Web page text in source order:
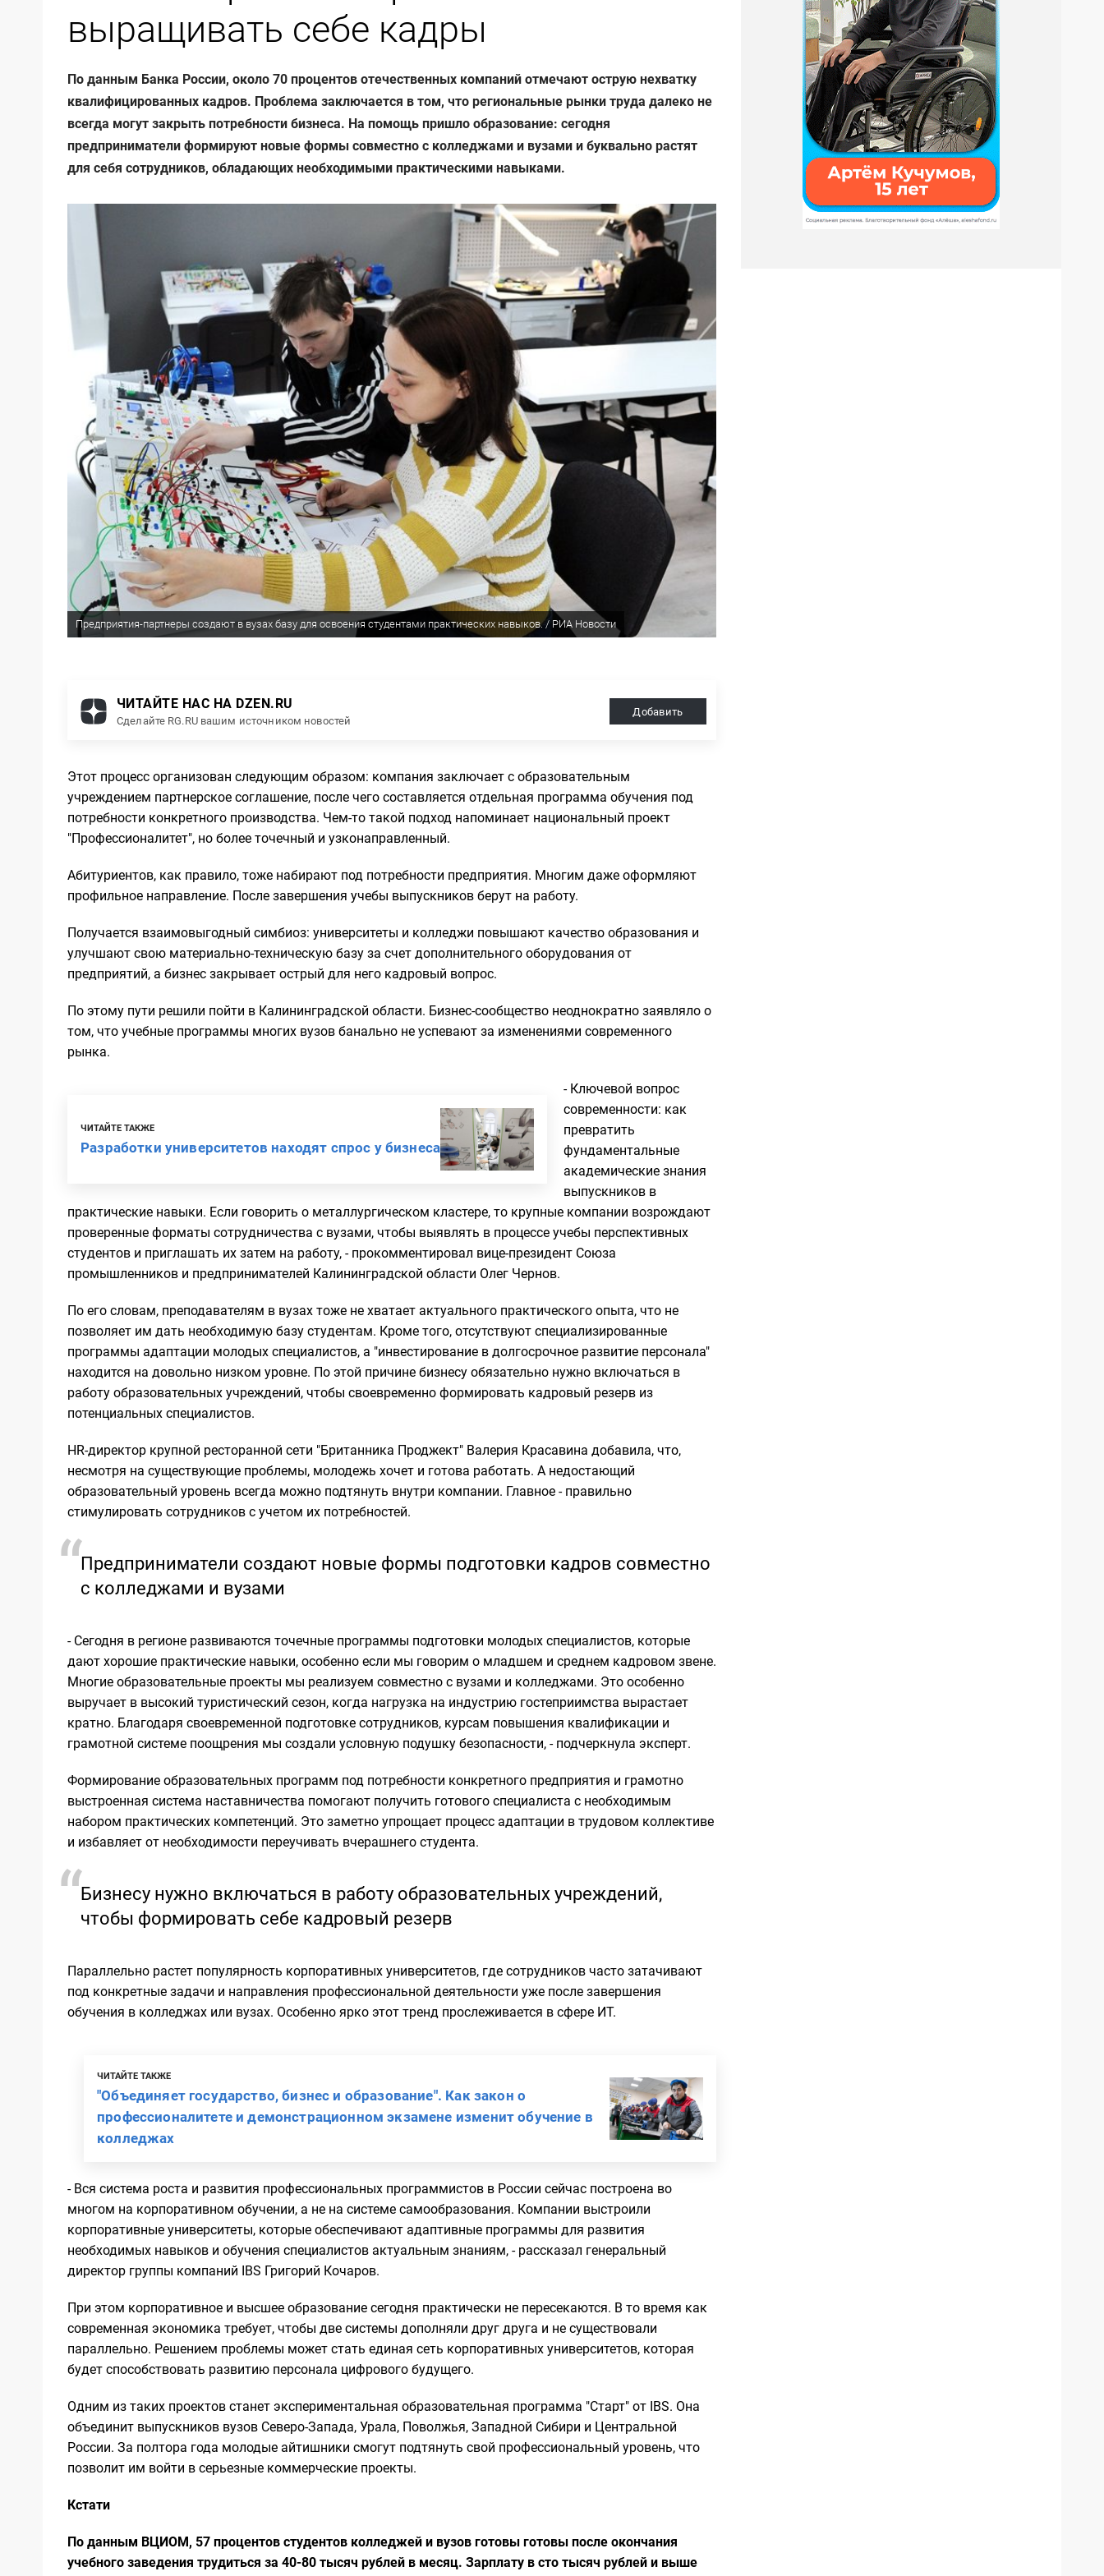
выращивать себе кадры
По данным Банка России, около 70 процентов отечественных компаний отмечают острую нехватку
квалифицированных кадров. Проблема заключается в том, что региональные рынки труда далеко не
всегда могут закрыть потребности бизнеса. На помощь пришло образование: сегодня
предприниматели формируют новые формы совместно с колледжами и вузами и буквально растят
для себя сотрудников, обладающих необходимыми практическими навыками.
Предприятия-партнеры создают в вузах базу для освоения студентами практических навыков. / РИА Новости
ЧИТАЙТЕ НАС НА DZEN.RU
Сделайте RG.RU вашим источником новостей
Добавить
Этот процесс организован следующим образом: компания заключает с образовательным
учреждением партнерское соглашение, после чего составляется отдельная программа обучения под
потребности конкретного производства. Чем-то такой подход напоминает национальный проект
"Профессионалитет", но более точечный и узконаправленный.
Абитуриентов, как правило, тоже набирают под потребности предприятия. Многим даже оформляют
профильное направление. После завершения учебы выпускников берут на работу.
Получается взаимовыгодный симбиоз: университеты и колледжи повышают качество образования и
улучшают свою материально-техническую базу за счет дополнительного оборудования от
предприятий, а бизнес закрывает острый для него кадровый вопрос.
По этому пути решили пойти в Калининградской области. Бизнес-сообщество неоднократно заявляло о
том, что учебные программы многих вузов банально не успевают за изменениями современного
рынка.
ЧИТАЙТЕ ТАКЖЕ
Разработки университетов находят спрос у бизнеса
- Ключевой вопрос
современности: как
превратить
фундаментальные
академические знания
выпускников в
практические навыки. Если говорить о металлургическом кластере, то крупные компании возрождают
проверенные форматы сотрудничества с вузами, чтобы выявлять в процессе учебы перспективных
студентов и приглашать их затем на работу, - прокомментировал вице-президент Союза
промышленников и предпринимателей Калининградской области Олег Чернов.
По его словам, преподавателям в вузах тоже не хватает актуального практического опыта, что не
позволяет им дать необходимую базу студентам. Кроме того, отсутствуют специализированные
программы адаптации молодых специалистов, а "инвестирование в долгосрочное развитие персонала"
находится на довольно низком уровне. По этой причине бизнесу обязательно нужно включаться в
работу образовательных учреждений, чтобы своевременно формировать кадровый резерв из
потенциальных специалистов.
HR-директор крупной ресторанной сети "Британника Проджект" Валерия Красавина добавила, что,
несмотря на существующие проблемы, молодежь хочет и готова работать. А недостающий
образовательный уровень всегда можно подтянуть внутри компании. Главное - правильно
стимулировать сотрудников с учетом их потребностей.
Предприниматели создают новые формы подготовки кадров совместно
с колледжами и вузами
- Сегодня в регионе развиваются точечные программы подготовки молодых специалистов, которые
дают хорошие практические навыки, особенно если мы говорим о младшем и среднем кадровом звене.
Многие образовательные проекты мы реализуем совместно с вузами и колледжами. Это особенно
выручает в высокий туристический сезон, когда нагрузка на индустрию гостеприимства вырастает
кратно. Благодаря своевременной подготовке сотрудников, курсам повышения квалификации и
грамотной системе поощрения мы создали условную подушку безопасности, - подчеркнула эксперт.
Формирование образовательных программ под потребности конкретного предприятия и грамотно
выстроенная система наставничества помогают получить готового специалиста с необходимым
набором практических компетенций. Это заметно упрощает процесс адаптации в трудовом коллективе
и избавляет от необходимости переучивать вчерашнего студента.
Бизнесу нужно включаться в работу образовательных учреждений,
чтобы формировать себе кадровый резерв
Параллельно растет популярность корпоративных университетов, где сотрудников часто затачивают
под конкретные задачи и направления профессиональной деятельности уже после завершения
обучения в колледжах или вузах. Особенно ярко этот тренд прослеживается в сфере ИT.
ЧИТАЙТЕ ТАКЖЕ
"Объединяет государство, бизнес и образование". Как закон о
профессионалитете и демонстрационном экзамене изменит обучение в
колледжах
- Вся система роста и развития профессиональных программистов в России сейчас построена во
многом на корпоративном обучении, а не на системе самообразования. Компании выстроили
корпоративные университеты, которые обеспечивают адаптивные программы для развития
необходимых навыков и обучения специалистов актуальным знаниям, - рассказал генеральный
директор группы компаний IBS Григорий Кочаров.
При этом корпоративное и высшее образование сегодня практически не пересекаются. В то время как
современная экономика требует, чтобы две системы дополняли друг друга и не существовали
параллельно. Решением проблемы может стать единая сеть корпоративных университетов, которая
будет способствовать развитию персонала цифрового будущего.
Одним из таких проектов станет экспериментальная образовательная программа "Старт" от IBS. Она
объединит выпускников вузов Северо-Запада, Урала, Поволжья, Западной Сибири и Центральной
России. За полтора года молодые айтишники смогут подтянуть свой профессиональный уровень, что
позволит им войти в серьезные коммерческие проекты.
Кстати
По данным ВЦИОМ, 57 процентов студентов колледжей и вузов готовы готовы после окончания
учебного заведения трудиться за 40-80 тысяч рублей в месяц. Зарплату в сто тысяч рублей и выше